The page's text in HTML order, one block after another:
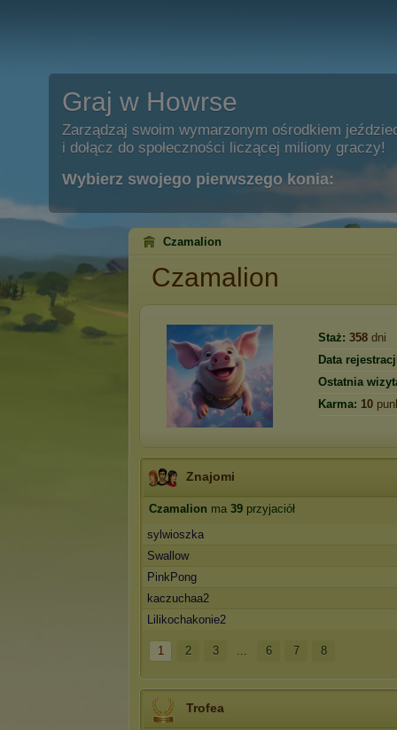
Graj w Howrse
Zarządzaj swoim wymarzonym ośrodkiem
i dołącz do społeczności liczącej miliony graczy!
Wybierz swojego pierwszego konia:
Czamalion
Czamalion
Staż: 358 dni
Data
Ostatnia
Karma: 10
Znajomi
Czamalion ma 39 przyjaciół
sylwioszka
Swallow
PinkPong
kaczuchaa2
Lilikochakonie2
1 2 3 ... 6 7 8
Trofea